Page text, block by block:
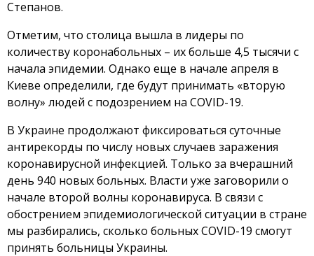
Степанов.
Отметим, что столица вышла в лидеры по
количеству коронабольных – их больше 4,5 тысячи с
начала эпидемии. Однако еще в начале апреля в
Киеве определили, где будут принимать «вторую
волну» людей с подозрением на COVID-19.
В Украине продолжают фиксироваться суточные
антирекорды по числу новых случаев заражения
коронавирусной инфекцией. Только за вчерашний
день 940 новых больных. Власти уже заговорили о
начале второй волны коронавируса. В связи с
обострением эпидемиологической ситуации в стране
мы разбирались, сколько больных COVID-19 смогут
принять больницы Украины.